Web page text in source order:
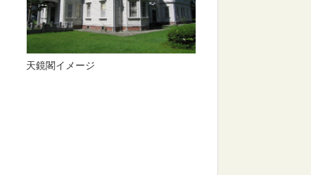
天鏡閣イメージ